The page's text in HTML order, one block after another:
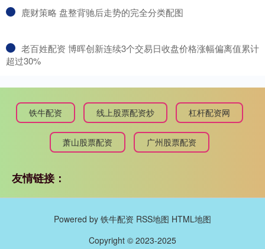
​鹿财策略 盘整背驰后走势的完全分类配图
​老百姓配资 博晖创新连续3个交易日收盘价格涨幅偏离值累计
超过30%
铁牛配资 线上股票配资炒 杠杆配资网
萧山股票配资 广州股票配资
友情链接：
Powered by 铁牛配资 RSS地图 HTML地图
Copyright © 2023-2025